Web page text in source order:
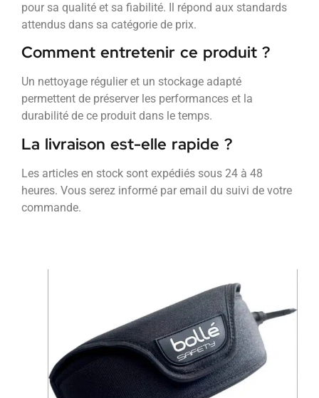
pour sa qualité et sa fiabilité. Il répond aux standards
attendus dans sa catégorie de prix.
Comment entretenir ce produit ?
Un nettoyage régulier et un stockage adapté
permettent de préserver les performances et la
durabilité de ce produit dans le temps.
La livraison est-elle rapide ?
Les articles en stock sont expédiés sous 24 à 48
heures. Vous serez informé par email du suivi de votre
commande.